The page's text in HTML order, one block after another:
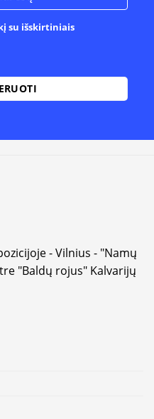
su išskirtiniais
- Vilnius - "Namų
"Baldų rojus" Kalvarijų